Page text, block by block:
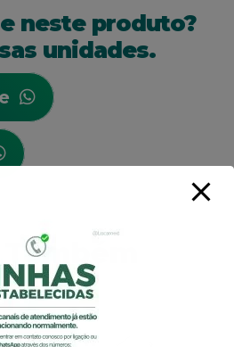
neste produto?
unidades.
Também